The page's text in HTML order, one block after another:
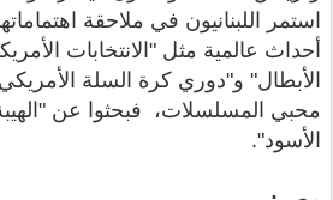
استمر اللبنانيون في ملاحقة
أحداث عالمية مثل "الانتخابات
الأبطال" و"دوري كرة السلة
محبي المسلسلات، فبحثوا عن "الهيبة
الأسود".